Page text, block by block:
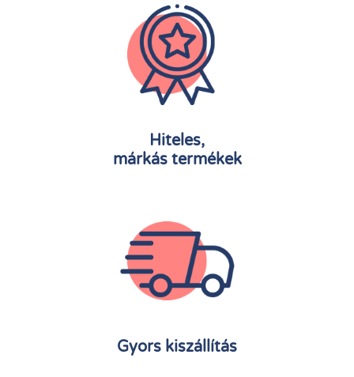
Hiteles,
márkás termékek
Gyors kiszállítás